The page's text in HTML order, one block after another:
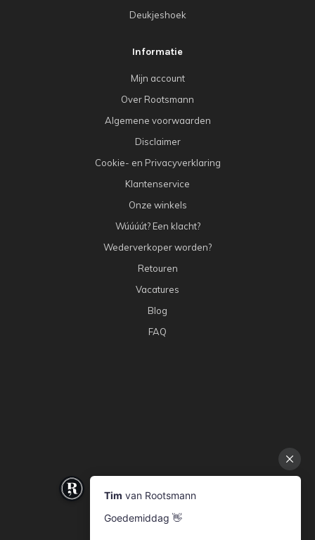
Deukjeshoek
Informatie
Mijn account
Over Rootsmann
Algemene voorwaarden
Disclaimer
Cookie- en Privacyverklaring
Klantenservice
Onze winkels
Wúúúút? Een klacht?
Wederverkoper worden?
Retouren
Vacatures
Blog
FAQ